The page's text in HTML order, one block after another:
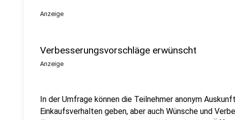
Anzeige
Verbesserungsvorschläge erwünscht
Anzeige
In der Umfrage können die Teilnehmer anonym
Einkaufsverhalten geben, aber auch Wünsche und